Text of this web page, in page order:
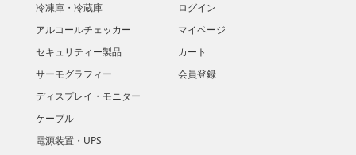
冷凍庫・冷蔵庫
アルコールチェッカー
セキュリティー製品
サーモグラフィー
ディスプレイ・モニター
ケーブル
電源装置・UPS
ログイン
マイページ
カート
会員登録